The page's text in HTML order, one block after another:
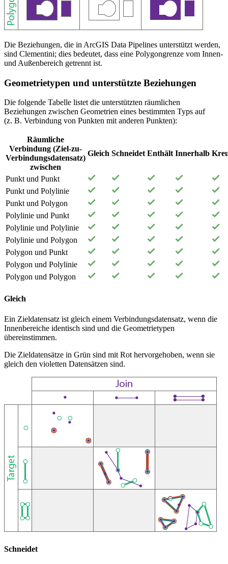
Die Beziehungen, die in ArcGIS Data Pipelines unterstützt werden,
sind Clementini; dies bedeutet, dass eine Polygongrenze vom Innen-
und Außenbereich getrennt ist.
Geometrietypen und unterstützte Beziehungen
Die folgende Tabelle listet die unterstützten räumlichen
Beziehungen zwischen Geometrien eines bestimmten Typs auf
(z. B. Verbindung von Punkten mit anderen Punkten):
Räumliche
Verbindung (Ziel-zu-
Verbindungsdatensatz)
zwischen
Gleich Schneidet Enthält Innerhalb
Punkt und Punkt
Punkt und Polylinie
Punkt und Polygon
Polylinie und Punkt
Polylinie und Polylinie
Polylinie und Polygon
Polygon und Punkt
Polygon und Polylinie
Polygon und Polygon
Gleich
Ein Zieldatensatz ist gleich einem Verbindungsdatensatz, wenn die
Innenbereiche identisch sind und die Geometrietypen
übereinstimmen.
Die Zieldatensätze in Grün sind mit Rot hervorgehoben, wenn sie
gleich den violetten Datensätzen sind.
Schneidet